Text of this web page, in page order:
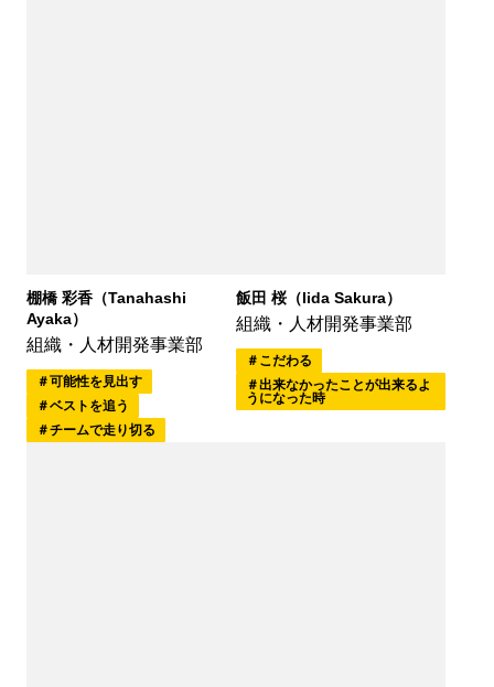
棚橋 彩香（Tanahashi
Ayaka）
組織・人材開発事業部
可能性を見出す
ベストを追う
チームで走り切る
飯田 桜（Iida Sakura）
組織・人材開発事業部
こだわる
出来なかったことが出来るよ
うになった時